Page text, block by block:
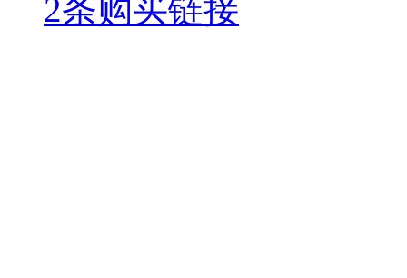
2条购买链接